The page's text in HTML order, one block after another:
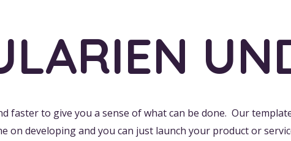
faster to give you a sense of what can be done. Our
on developing and you can just launch your product or